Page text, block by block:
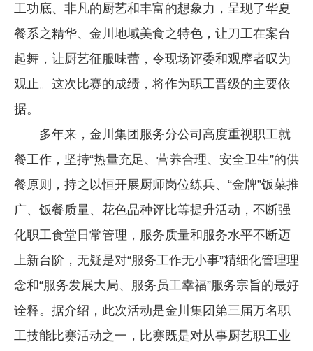
工功底、非凡的厨艺和丰富的想象力，呈现了华夏
餐系之精华、金川地域美食之特色，让刀工在案台
起舞，让厨艺征服味蕾，令现场评委和观摩者叹为
观止。这次比赛的成绩，将作为职工晋级的主要依
据。
多年来，金川集团服务分公司高度重视职工就
餐工作，坚持“热量充足、营养合理、安全卫生”的供
餐原则，持之以恒开展厨师岗位练兵、“金牌”饭菜推
广、饭餐质量、花色品种评比等提升活动，不断强
化职工食堂日常管理，服务质量和服务水平不断迈
上新台阶，无疑是对“服务工作无小事”精细化管理理
念和“服务发展大局、服务员工幸福”服务宗旨的最好
诠释。据介绍，此次活动是金川集团第三届万名职
工技能比赛活动之一，比赛既是对从事厨艺职工业